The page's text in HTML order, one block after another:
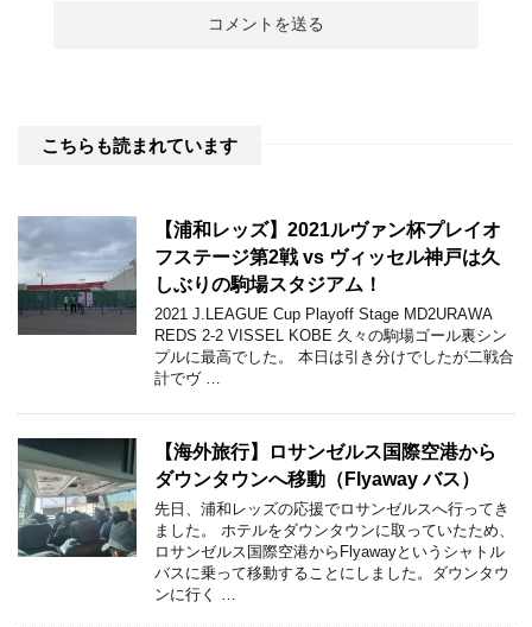
こちらも読まれています
【浦和レッズ】2021ルヴァン杯プレイオ
フステージ第2戦 vs ヴィッセル神戸は久
しぶりの駒場スタジアム！
2021 J.LEAGUE Cup Playoff Stage MD2URAWA
REDS 2-2 VISSEL KOBE 久々の駒場ゴール裏シン
プルに最高でした。 本日は引き分けでしたが二戦合
計でヴ …
【海外旅行】ロサンゼルス国際空港から
ダウンタウンへ移動（Flyaway バス）
先日、浦和レッズの応援でロサンゼルスへ行ってき
ました。 ホテルをダウンタウンに取っていたため、
ロサンゼルス国際空港からFlyawayというシャトル
バスに乗って移動することにしました。ダウンタウ
ンに行く …